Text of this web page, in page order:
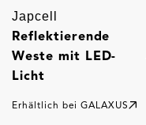
Japcell
Reflektierende
Weste mit LED-
Licht
Erhältlich bei GALAXUS